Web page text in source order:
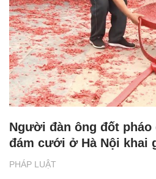
PHÁP LUẬT
Người đàn ông đốt
đám cưới ở Hà Nội khai